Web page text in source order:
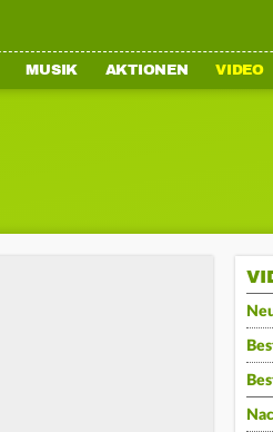
MUSIK AKTIONEN VIDEO